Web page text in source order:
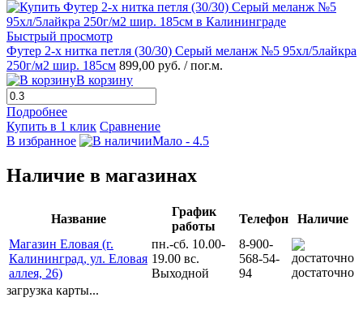
Быстрый просмотр
Футер 2-х нитка петля (30/30) Серый меланж №5 95хл/5лайкра
250г/м2 шир. 185см 899,00 руб. / пог.м.
В корзину
Подробнее
Купить в 1 клик Сравнение
В избранное
Мало - 4.5
Наличие в магазинах
Название
График
работы
Телефон
Наличие
Магазин Еловая (г.
Калининград, ул. Еловая
аллея, 26)
пн.-сб. 10.00-
19.00 вс.
Выходной
8-900-
568-54-
94
достаточно
загрузка карты...